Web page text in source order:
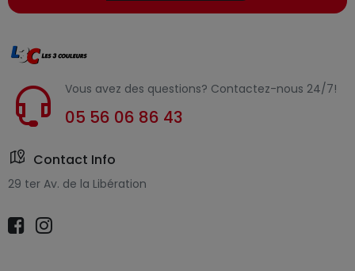
Vous avez des questions? Contactez-nous 24/7!
05 56 06 86 43
Contact Info
29 ter Av. de la Libération